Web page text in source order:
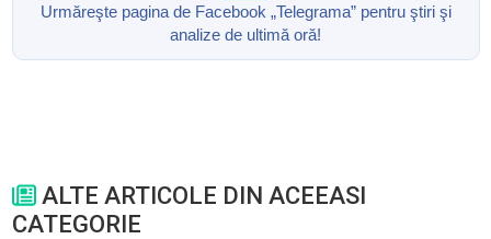
Urmăreşte pagina de Facebook „Telegrama” pentru ştiri şi
analize de ultimă oră!
ALTE ARTICOLE DIN ACEEASI
CATEGORIE